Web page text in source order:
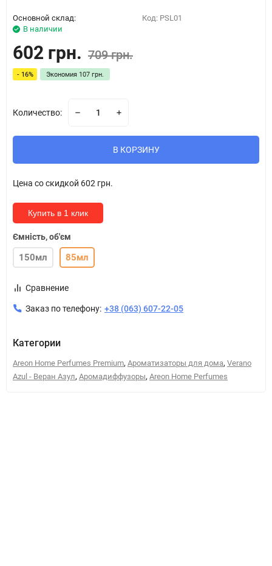
Основной склад:
В наличии
Код: PSL01
602 грн. 709 грн.
- 16% Экономия 107 грн.
Количество:
В КОРЗИНУ
Цена со скидкой 602 грн.
Купить в 1 клик
Ємність, об'єм
150мл 85мл
Сравнение
Заказ по телефону: +38 (063) 607-22-05
Категории
Areon Home Perfumes Premium, Ароматизаторы для дома, Verano
Azul - Веран Азул, Аромадиффузоры, Areon Home Perfumes